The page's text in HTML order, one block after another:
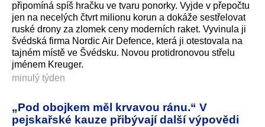
připomíná spíš hračku ve tvaru ponorky. Vyjde v přepočtu
jen na necelých čtvrt milionu korun a dokáže sestřelovat
ruské drony za zlomek ceny moderních raket. Vyvinula ji
švédská firma Nordic Air Defence, která ji otestovala na
tajném místě ve Švédsku. Novou protidronovou střelu
jménem Kreuger.
minulý týden
„Pod obojkem měl krvavou ránu.“ V
pejskařské kauze přibývají další výpovědi